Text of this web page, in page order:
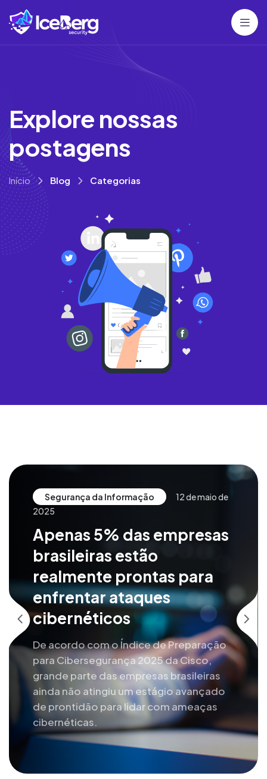
Explorenossas
postagens
Início Blog Categorias
Segurança da Informação
12 de maio de
2025
Apenas 5% das empresas
brasileiras estão
realmente prontas para
enfrentar ataques
cibernéticos
De acordo com o Índice de Preparação
para Cibersegurança 2025 da Cisco,
grande parte das empresas brasileiras
ainda não atingiu um estágio avançado
de prontidão para lidar com ameaças
cibernéticas.